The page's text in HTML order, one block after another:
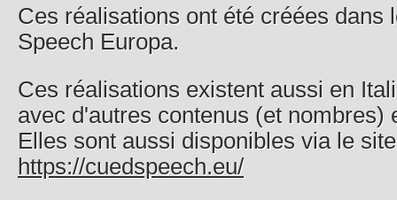
Ces réalisations ont été créées dans
Speech Europa.
Ces réalisations existent aussi en
avec d'autres contenus (et nombres)
Elles sont aussi disponibles via le
https://cuedspeech.eu/